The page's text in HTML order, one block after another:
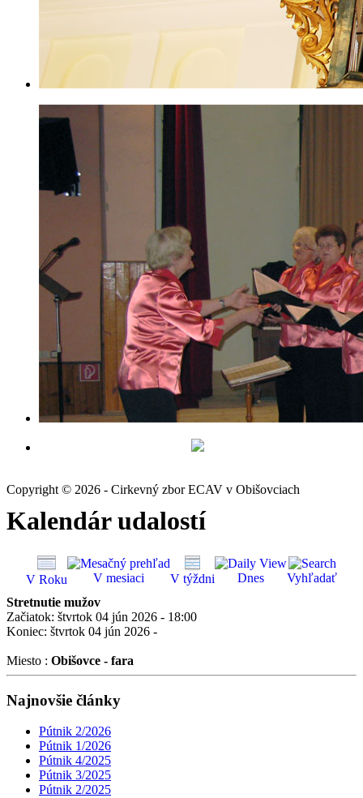
Copyright © 2026 - Cirkevný zbor ECAV v Obišovciach
Kalendár udalostí
V Roku V mesiaci V týždni Dnes
Vyhľadať
Stretnutie mužov
Začiatok: štvrtok 04 jún 2026 - 18:00
Koniec: štvrtok 04 jún 2026 -
Miesto : Obišovce - fara
Najnovšie články
Pútnik 2/2026
Pútnik 1/2026
Pútnik 4/2025
Pútnik 3/2025
Pútnik 2/2025